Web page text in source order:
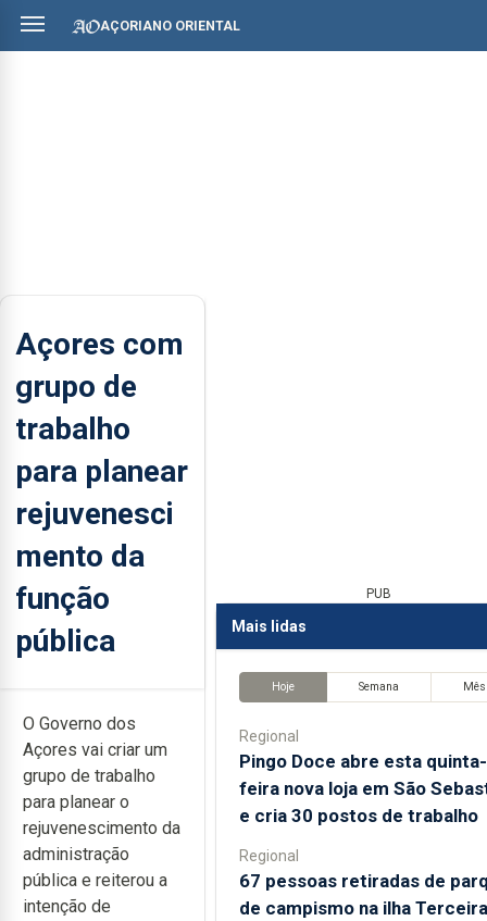
AÇORIANO ORIENTAL
Açores com
grupo de
trabalho
para planear
rejuvenesci
mento da
função
pública
O Governo dos
Açores vai criar um
grupo de trabalho
para planear o
rejuvenescimento da
administração
pública e reiterou a
intenção de
PUB
Mais lidas
Hoje Semana Mês
Regional
Pingo Doce abre esta quinta-
feira nova loja em São
e cria 30 postos de trabalho
Regional
67 pessoas retiradas de
de campismo na ilha Terceira